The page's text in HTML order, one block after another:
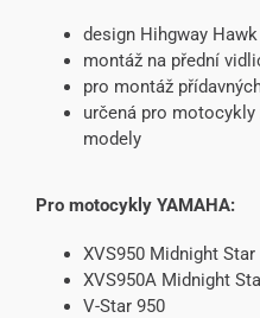
design Hihgway Hawk
montáž na přední
pro montáž
určená pro motocykly
modely
Pro motocykly YAMAHA:
XVS950 Midnight Star
XVS950A Midnight
V-Star 950